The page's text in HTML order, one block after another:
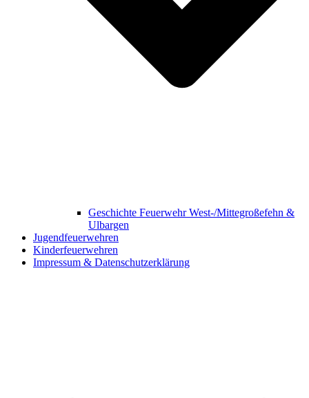
Geschichte Feuerwehr West-/Mittegroßefehn &
Ulbargen
Jugendfeuerwehren
Kinderfeuerwehren
Impressum & Datenschutzerklärung